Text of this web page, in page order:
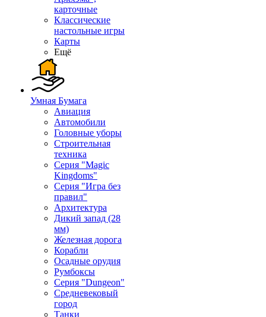
карточные
Классические
настольные игры
Карты
Ещё
Умная Бумага
Авиация
Автомобили
Головные уборы
Строительная
техника
Серия "Magic
Kingdoms"
Серия "Игра без
правил"
Архитектура
Дикий запад (28
мм)
Железная дорога
Корабли
Осадные орудия
Румбоксы
Серия "Dungeon"
Средневековый
город
Танки